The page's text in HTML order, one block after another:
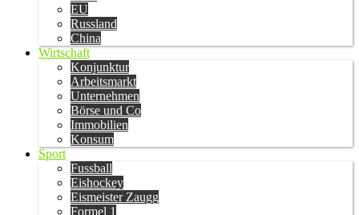
EU
Russland
China
Wirtschaft
Konjunktur
Arbeitsmarkt
Unternehmen
Börse und Co
Immobilien
Konsum
Sport
Fussball
Eishockey
Eismeister Zaugg
Formel 1